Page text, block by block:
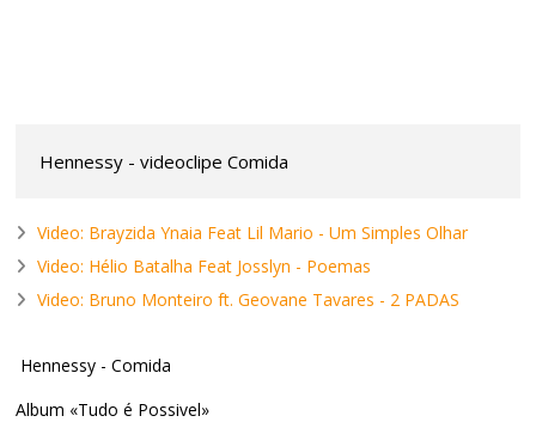
Hennessy - videoclipe Comida
Video: Brayzida Ynaia Feat Lil Mario - Um Simples Olhar
Video: Hélio Batalha Feat Josslyn - Poemas
Video: Bruno Monteiro ft. Geovane Tavares - 2 PADAS
Hennessy - Comida
Album «Tudo é Possivel»